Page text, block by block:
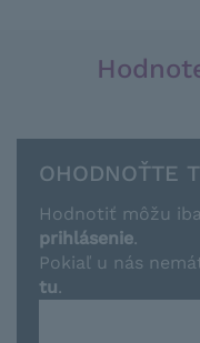
OHODNOŤTE
Hodnotiť môžu
prihlásenie.
Pokiaľ u nás
tu.